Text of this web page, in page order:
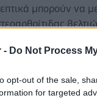
- Do Not Process
opt-out of the sale,
for targeted
μπορούν να